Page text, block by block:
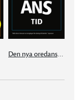
Den nya oredans tid